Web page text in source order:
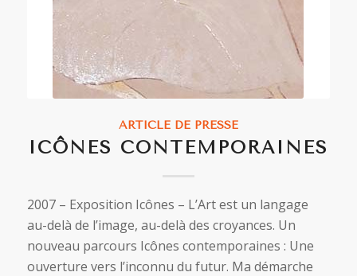
ARTICLE DE PRESSE
ICÔNES CONTEMPORAINES
2007 – Exposition Icônes – L’Art est un langage
au-delà de l’image, au-delà des croyances. Un
nouveau parcours Icônes contemporaines : Une
ouverture vers l’inconnu du futur. Ma démarche